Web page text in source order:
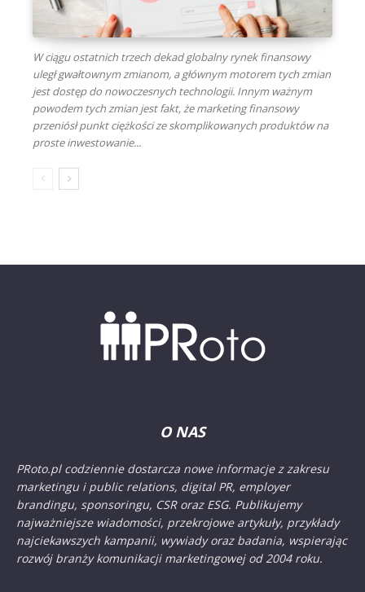
W ciągu ostatnich trzech dekad globalny rynek finansowy
uległ gwałtownym zmianom, a głównym motorem tych zmian
jest dostęp do nowoczesnych technologii. Innym ważnym
powodem tych zmian jest fakt, że marketing finansowy
przeniósł punkt ciężkości ze skomplikowanych produktów na
proste inwestowanie...
O NAS
PRoto.pl codziennie dostarcza nowe informacje z zakresu
marketingu i public relations, digital PR, employer
brandingu, sponsoringu, CSR oraz ESG. Publikujemy
najważniejsze wiadomości, przekrojowe artykuły, przykłady
najciekawszych kampanii, wywiady oraz badania, wspierając
rozwój branży komunikacji marketingowej od 2004 roku.